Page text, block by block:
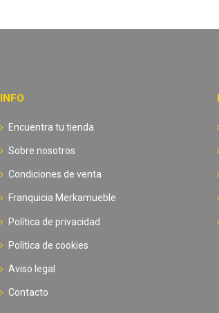
INFO
Encuentra tu tienda
Sobre nosotros
Condiciones de venta
Franquicia Merkamueble
Política de privacidad
Política de cookies
Aviso legal
Contacto